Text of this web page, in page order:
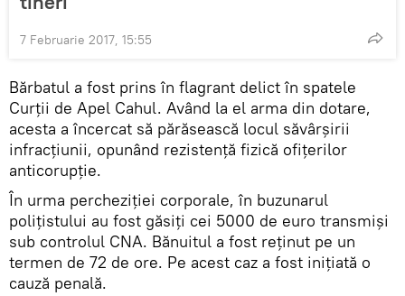
7 Februarie 2017, 15:55
Bărbatul a fost prins în flagrant delict în spatele
Curții de Apel Cahul. Având la el arma din dotare,
acesta a încercat să părăsească locul săvârșirii
infracțiunii, opunând rezistență fizică ofițerilor
anticorupție.
În urma percheziției corporale, în buzunarul
polițistului au fost găsiți cei 5000 de euro transmiși
sub controlul CNA. Bănuitul a fost reținut pe un
termen de 72 de ore. Pe acest caz a fost inițiată o
cauză penală.